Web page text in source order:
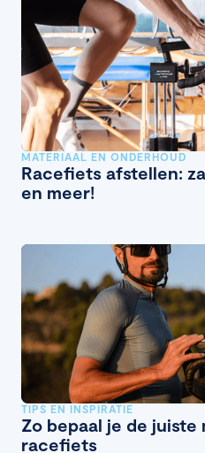
MATERIAAL EN ONDERHOUD
Racefiets afstellen:
en meer!
TIPS EN INSPIRATIE
Zo bepaal je de juiste
racefiets